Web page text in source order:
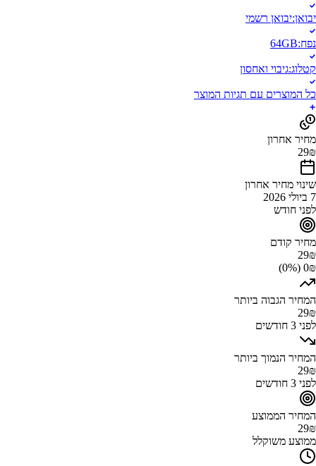
יבואן:יבואן רשמי
נפח:
64GB
קטלוג:גיבוי ואחסון
כל המוצרים עם תגיות המוצר
מחיר אחרון
29₪
שינוי מחיר אחרון
7 ביולי 2026
לפני חודש
מחיר קודם
29₪
0₪ (0%)
המחיר הגבוה ביותר
29₪
לפני 3 חודשים
המחיר הנמוך ביותר
29₪
לפני 3 חודשים
המחיר הממוצע
29₪
ממוצע משוקלל